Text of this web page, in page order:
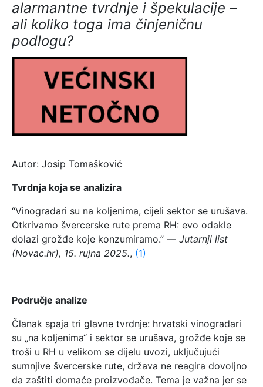
alarmantne tvrdnje i špekulacije –
ali koliko toga ima činjeničnu
podlogu?
Autor: Josip Tomašković
Tvrdnja koja se analizira
“Vinogradari su na koljenima, cijeli sektor se urušava.
Otkrivamo švercerske rute prema RH: evo odakle
dolazi grožđe koje konzumiramo.” — Jutarnji list
(Novac.hr), 15. rujna 2025., (1)
Područje analize
Članak spaja tri glavne tvrdnje: hrvatski vinogradari
su „na koljenima“ i sektor se urušava, grožđe koje se
troši u RH u velikom se dijelu uvozi, uključujući
sumnjive švercerske rute, država ne reagira dovoljno
da zaštiti domaće proizvođače. Tema je važna jer se